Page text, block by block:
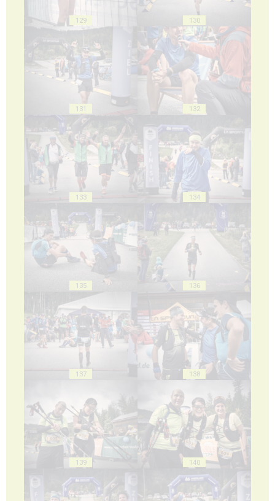
129 130
131 132
133 134
135 136
137 138
139 140